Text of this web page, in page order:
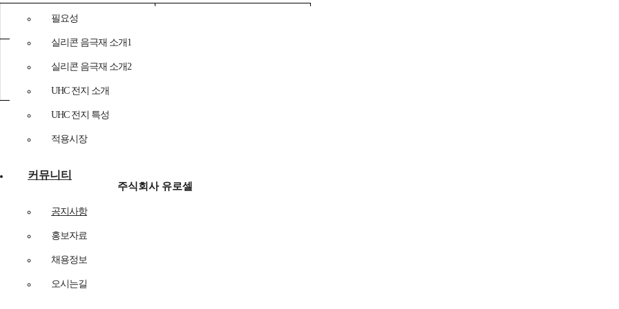
필요성
실리콘 음극재 소개1
실리콘 음극재 소개2
UHC 전지 소개
UHC 전지 특성
적용시장
커뮤니티
공지사항
홍보자료
채용정보
오시는길
변 경 전
강권도 대표이사
주식회사 유로셀
경기도 오산시 가장산업서로